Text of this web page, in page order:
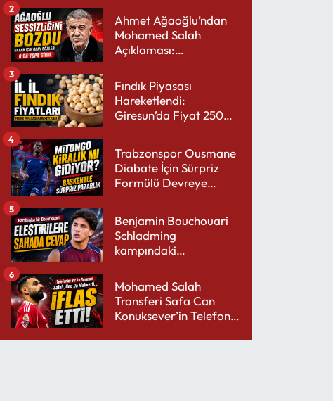
Ahmet Ağaoğlu’ndan
Mohamed Salah
Açıklaması:
Yakışır
2
Fındık Piyasası
Hareketlendi:
Giresun’da Fiyat 250
3
Trabzonspor Ousmane
Diabate İçin Sürpriz
Formülü Devreye
4
Benjamin Bouchouari
Schladming
kampındaki
5
Mohamed Salah
Transferi Safa Can
Konuksever’in Telefon
6